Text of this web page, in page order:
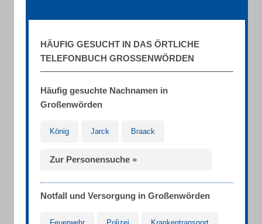
HÄUFIG GESUCHT IN DAS ÖRTLICHE
TELEFONBUCH GROSSENWÖRDEN
Häufig gesuchte Nachnamen in
Großenwörden
König Jarck Braack
Zur Personensuche »
Notfall und Versorgung in Großenwörden